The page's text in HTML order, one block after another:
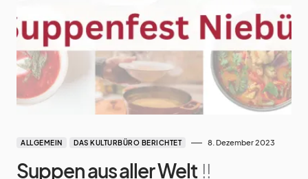
ALLGEMEIN DAS KULTURBÜRO BERICHTET 8. Dezember 2023
Suppen aus aller Welt !!